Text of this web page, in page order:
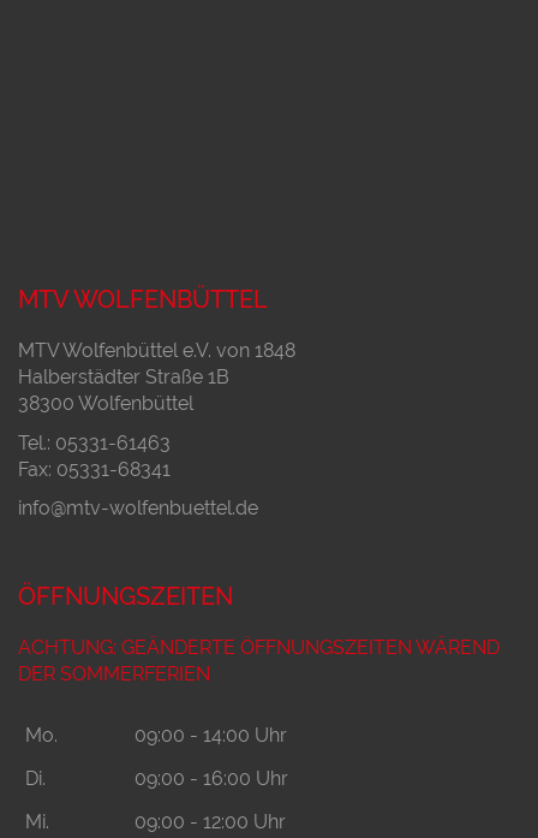
MTV WOLFENBÜTTEL
MTV Wolfenbüttel e.V. von 1848
Halberstädter Straße 1B
38300 Wolfenbüttel
Tel.: 05331-61463
Fax: 05331-68341
info@mtv-wolfenbuettel.de
ÖFFNUNGSZEITEN
ACHTUNG: GEÄNDERTE ÖFFNUNGSZEITEN WÄREND
DER SOMMERFERIEN
Mo.
09:00 - 14:00 Uhr
Di.
09:00 - 16:00 Uhr
Mi.
09:00 - 12:00 Uhr